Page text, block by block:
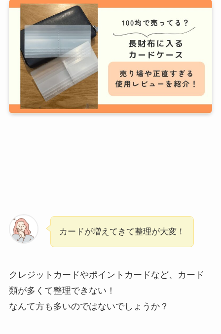
カードが増えてきて整理が大変！
クレジットカードやポイントカードなど、カード
類が多くて整理できない！
なんて方も多いのではないでしょうか？